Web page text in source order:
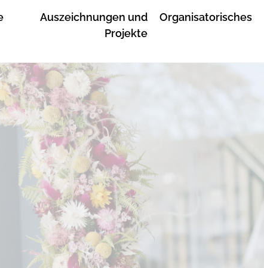
Auszeichnungen und
Projekte
Organisatorisches